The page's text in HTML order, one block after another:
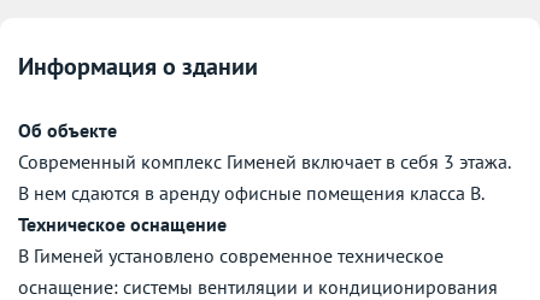
Информация о здании
Об объекте
Современный комплекс Гименей включает в себя 3 этажа.
В нем сдаются в аренду офисные помещения класса B.
Техническое оснащение
В Гименей установлено современное техническое
оснащение: системы вентиляции и кондиционирования